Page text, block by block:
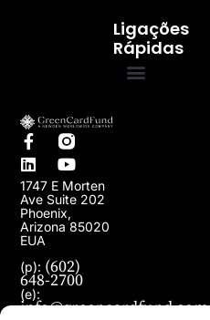
1747 E Morten
Ave Suite 202
Phoenix,
Arizona 85020
EUA
(p): (602)
648-2700
(e):
info@greencardfund.com
Ligações
Rápidas